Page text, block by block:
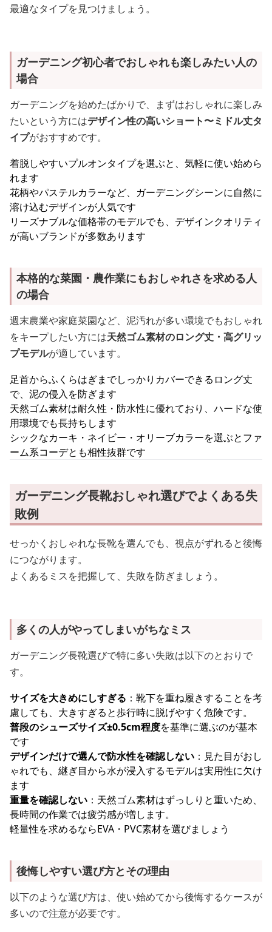
最適なタイプを見つけましょう。
ガーデニング初心者でおしゃれも楽しみたい人の
場合
ガーデニングを始めたばかりで、まずはおしゃれに楽しみ
たいという方にはデザイン性の高いショート〜ミドル丈タ
イプがおすすめです。
着脱しやすいプルオンタイプを選ぶと、気軽に使い始めら
れます
花柄やパステルカラーなど、ガーデニングシーンに自然に
溶け込むデザインが人気です
リーズナブルな価格帯のモデルでも、デザインクオリティ
が高いブランドが多数あります
本格的な菜園・農作業にもおしゃれさを求める人
の場合
週末農業や家庭菜園など、泥汚れが多い環境でもおしゃれ
をキープしたい方には天然ゴム素材のロング丈・高グリッ
プモデルが適しています。
足首からふくらはぎまでしっかりカバーできるロング丈
で、泥の侵入を防ぎます
天然ゴム素材は耐久性・防水性に優れており、ハードな使
用環境でも長持ちします
シックなカーキ・ネイビー・オリーブカラーを選ぶとファ
ーム系コーデとも相性抜群です
ガーデニング長靴おしゃれ選びでよくある失
敗例
せっかくおしゃれな長靴を選んでも、視点がずれると後悔
につながります。
よくあるミスを把握して、失敗を防ぎましょう。
多くの人がやってしまいがちなミス
ガーデニング長靴選びで特に多い失敗は以下のとおりで
す。
サイズを大きめにしすぎる ：靴下を重ね履きすることを考
慮しても、大きすぎると歩行時に脱げやすく危険です。
普段のシューズサイズ±0.5cm程度を基準に選ぶのが基本
です
デザインだけで選んで防水性を確認しない ：見た目がおし
ゃれでも、継ぎ目から水が浸入するモデルは実用性に欠け
ます
重量を確認しない ：天然ゴム素材はずっしりと重いため、
長時間の作業では疲労感が増します。
軽量性を求めるならEVA・PVC素材を選びましょう
後悔しやすい選び方とその理由
以下のような選び方は、使い始めてから後悔するケースが
多いので注意が必要です。